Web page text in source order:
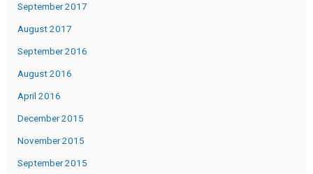
September 2017
August 2017
September 2016
August 2016
April 2016
December 2015
November 2015
September 2015